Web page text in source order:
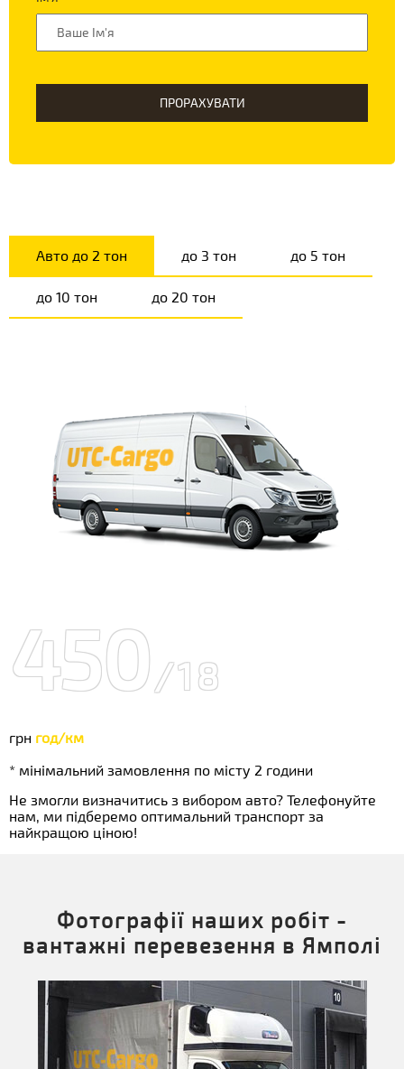
ПРОРАХУВАТИ
Авто до 2 тон до 3 тон до 5 тон
до 10 тон до 20 тон
450/18
грн год/км
* мінімальний замовлення по місту 2 години
Не змогли визначитись з вибором авто? Телефонуйте
нам, ми підберемо оптимальний транспорт за
найкращою ціною!
Фотографії наших робіт -
вантажні перевезення в Ямполі